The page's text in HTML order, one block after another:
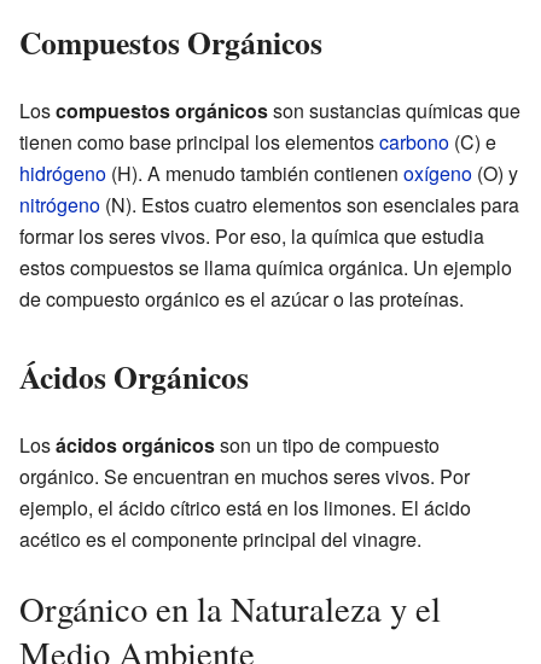
Compuestos Orgánicos
Loscompuestos orgánicosson sustancias químicas que
tienen como base principal los elementoscarbono (C) e
hidrógeno (H). A menudo también contienen oxígeno (O) y
nitrógeno (N). Estos cuatro elementos son esenciales para
formar los seres vivos. Por eso, la química que estudia
estos compuestos se llama química orgánica. Un ejemplo
de compuesto orgánico es el azúcar o las proteínas.
Ácidos Orgánicos
Losácidos orgánicosson un tipo de compuesto
orgánico. Se encuentran en muchos seres vivos. Por
ejemplo, el ácido cítrico está en los limones. El ácido
acético es el componente principal del vinagre.
Orgánico en la Naturaleza y el
Medio Ambiente